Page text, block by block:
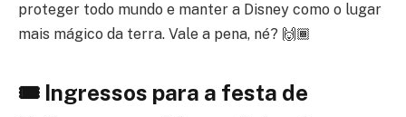
proteger todo mundo e manter a Disney como o lugar
mais mágico da terra. Vale a pena, né? 🙌🏾
🎟 Ingressos para a festa de